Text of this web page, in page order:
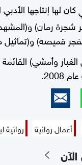
كان لها إنتاجها
شجرة رمان)
قميصه)
وأمشي) القائمة
أعمال روائية روائية